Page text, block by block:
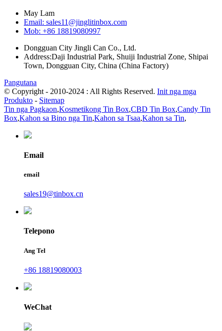
May Lam
Email: sales11@jinglitinbox.com
Mob: +86 18819080997
Dongguan City Jingli Can Co., Ltd.
Address:Daji Industrial Park, Shuiji Industrial Zone, Shipai
Town, Dongguan City, China (China Factory)
Pangutana
© Copyright - 2010-2024 : All Rights Reserved. Init nga mga
Produkto - Sitemap
Tin nga Pagkaon,Kosmetikong Tin Box,CBD Tin Box,Candy Tin
Box,Kahon sa Bino nga Tin,Kahon sa Tsaa,Kahon sa Tin,
Email
email
sales19@tinbox.cn
Telepono
Ang Tel
+86 18819080003
WeChat